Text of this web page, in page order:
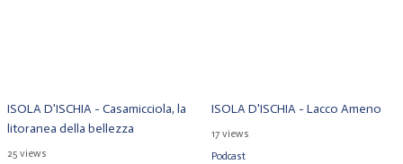
ISOLA D'ISCHIA - Casamicciola, la
litoranea della bellezza
25 views
ISOLA D'ISCHIA - Lacco Ameno
17 views
Podcast